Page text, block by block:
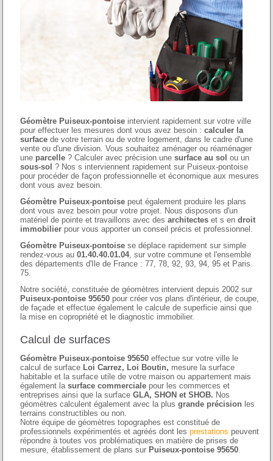
Géomètre Puiseux-pontoise intervient rapidement sur votre ville
pour effectuer les mesures dont vous avez besoin :calculer la
surface de votre terrain ou de votre logement, dans le cadre d'une
vente ou d'une division. Vous souhaitez aménager ou réaménager
une parcelle ? Calculer avec précision unesurface au sol ou un
sous-sol ? Nos s interviennent rapidement sur Puiseux-pontoise
pour procéder de façon professionnelle et économique aux mesures
dont vous avez besoin.
Géomètre Puiseux-pontoise peut également produire les plans
dont vous avez besoin pour votre projet. Nous disposons d'un
matériel de pointe et travaillons avec desarchitectes et s endroit
immobilier pour vous apporter un conseil précis et professionnel.
Géomètre Puiseux-pontoise se déplace rapidement sur simple
rendez-vous au01.40.40.01.04, sur votre commune et l'ensemble
des départements d'Ile de France : 77, 78, 92, 93, 94, 95 et Paris
75.
Notre société, constituée de géomètres intervient depuis 2002 sur
Puiseux-pontoise 95650 pour créer vos plans d'intérieur, de coupe,
de façade et effectue également le calcule de superficie ainsi que
la mise en copropriété et le diagnostic immobilier.
Calcul de surfaces
Géomètre Puiseux-pontoise 95650 effectue sur votre ville le
calcul de surface Loi Carrez, Loi Boutin, mesure la surface
habitable et la surface utile de votre maison ou appartement mais
également lasurface commerciale pour les commerces et
entreprises ainsi que la surfaceGLA, SHON et SHOB. Nos
géomètres calculent également avec la plusgrande précision les
terrains constructibles ou non.
Notre équipe de géomètres topographes est constitué de
professionnels expérimentés et agréés dont lesprestations peuvent
répondre à toutes vos problématiques en matière de prises de
mesure, établissement de plans sur Puiseux-pontoise 95650